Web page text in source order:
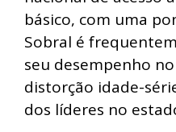
básico, com uma
Sobral é
seu desempenho
distorção idade-
dos líderes no